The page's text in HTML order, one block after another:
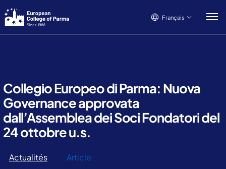
Français
Collegio Europeo di Parma: Nuova
Governance approvata
dall’Assemblea dei Soci Fondatori del
24 ottobre u.s.
Actualités Article